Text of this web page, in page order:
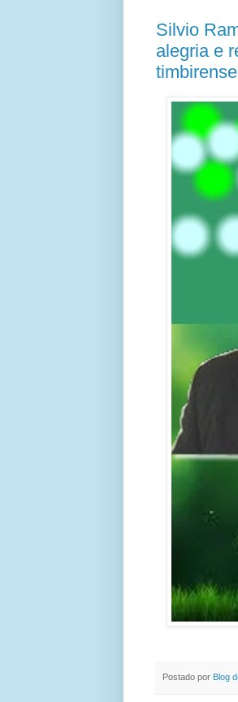
Silvio
alegria e
Postado por Blog